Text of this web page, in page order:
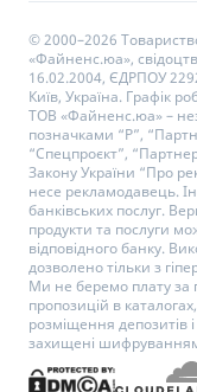
© 2000–2026
«Файненс.юа»,
16.02.2004, ЄДРПОУ
Київ, Україна. Графік
ТОВ «Файненс.юа» –
позначками “Р”,
“Спецпроєкт”,
Закону України “Про
несе рекламодавець.
банківських послуг.
продукти та послуги
відповідного банку.
дозволено тільки з
Ми не беремо плату за
пропозицій в
розміщення депозитів
захищені